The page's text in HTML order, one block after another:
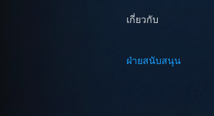
เกี่ยวกับ
ฝ่ายสนับสนุน